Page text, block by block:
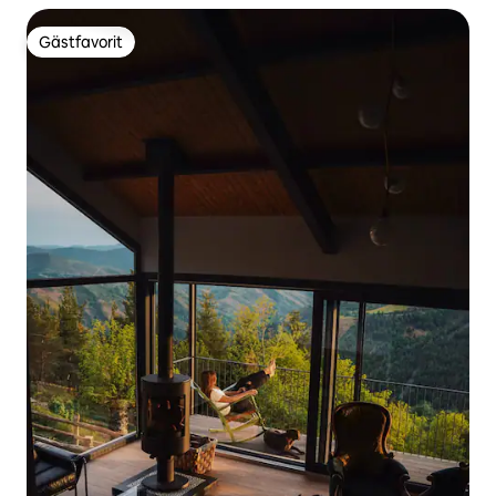
Gästfavorit
Gästfavorit